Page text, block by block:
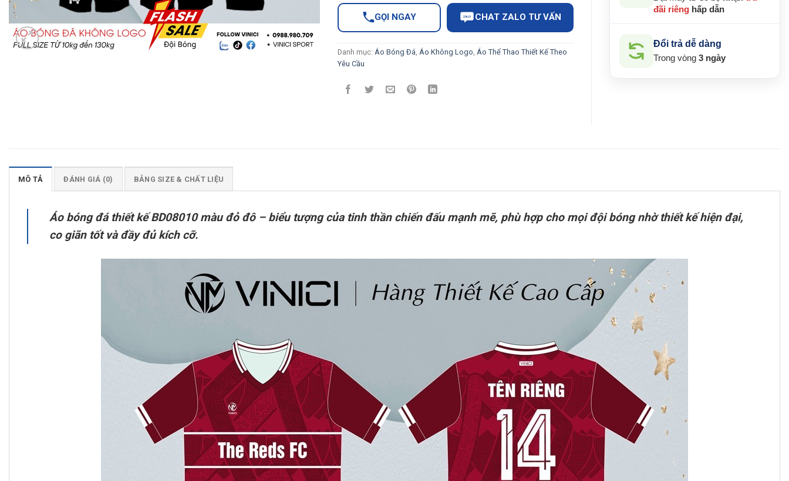
GỌI NGAY ZALO CHAT ZALO TƯ VẤN
Danh mục: Áo Bóng Đá Áo Không Logo Áo Thể Thao Thiết Kế Theo
Yêu Cầu
đãi riêng hấp dẫn
Đổi trả dễ dàng
Trong vòng 3 ngày
MÔ TẢ ĐÁNH GIÁ (0) BẢNG SIZE & CHẤT LIỆU
Áo bóng đá thiết kế BD08010 màu đỏ đô – biểu tượng của tinh thần chiến đấu mạnh mẽ, phù hợp cho mọi đội bóng nhờ thiết kế hiện đại,
co giãn tốt và đầy đủ kích cỡ.